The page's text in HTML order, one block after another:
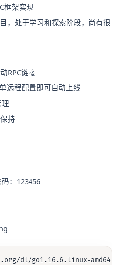
框架实现
，处于学习和探索阶段，尚有很
RPC链接
远程配置即可自动上线
持
：123456
dl/go1.16.6.linux-